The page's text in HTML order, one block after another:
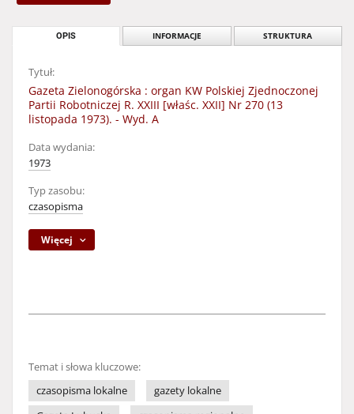
OPIS INFORMACJE STRUKTURA
Tytuł:
Gazeta Zielonogórska : organ KW Polskiej Zjednoczonej
Partii Robotniczej R. XXIII [właśc. XXII] Nr 270 (13
listopada 1973). - Wyd. A
Data wydania:
1973
Typ zasobu:
czasopisma
Więcej
Temat i słowa kluczowe:
czasopisma lokalne
gazety lokalne